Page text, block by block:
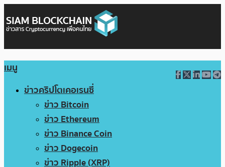
เมนู
ข่าวคริปโตเคอเรนซี่
ข่าว Bitcoin
ข่าว Ethereum
ข่าว Binance Coin
ข่าว Dogecoin
ข่าว Ripple (XRP)